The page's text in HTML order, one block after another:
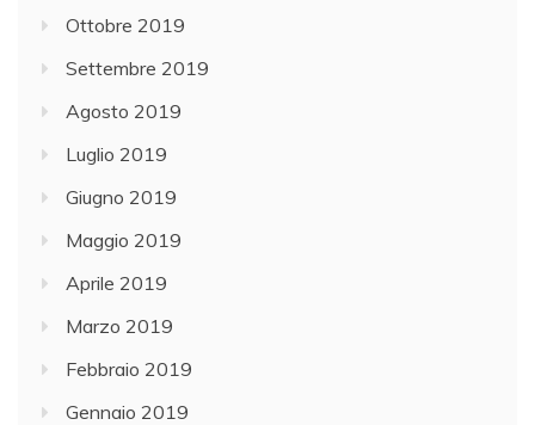
Ottobre 2019
Settembre 2019
Agosto 2019
Luglio 2019
Giugno 2019
Maggio 2019
Aprile 2019
Marzo 2019
Febbraio 2019
Gennaio 2019